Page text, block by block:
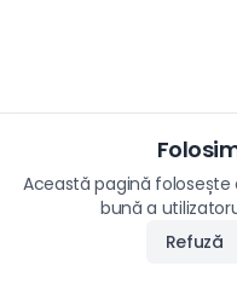
Această pagină
bună a
Refuză